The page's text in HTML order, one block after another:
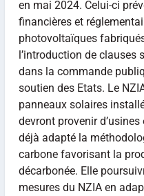
en mai 2024. Celui-ci
financières et
photovoltaïques
l’introduction de clauses
dans la commande
soutien des Etats. Le
panneaux solaires
devront provenir
déjà adapté la
carbone favorisant la
décarbonée. Elle
mesures du NZIA en